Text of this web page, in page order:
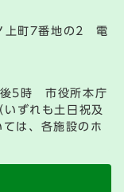
上町7番地の2 電
後5時 市役所本庁
ずれも土日祝及
は、各施設のホ